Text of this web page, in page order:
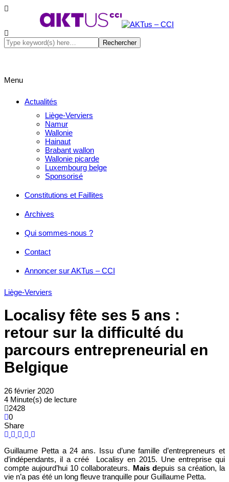
Menu
Actualités
Liège-Verviers
Namur
Wallonie
Hainaut
Brabant wallon
Wallonie picarde
Luxembourg belge
Sponsorisé
Constitutions et Faillites
Archives
Qui sommes-nous ?
Contact
Annoncer sur AKTus – CCI
Liège-Verviers
Localisy fête ses 5 ans :
retour sur la difficulté du
parcours entrepreneurial en
Belgique
26 février 2020
4 Minute(s) de lecture
2428
0
Share
Guillaume Petta a 24 ans. Issu d’une famille d’entrepreneurs et
d’indépendants, il a créé Localisy en 2015. Une entreprise qui
compte aujourd’hui 10 collaborateurs. Mais depuis sa création, la
vie n’a pas été un long fleuve tranquille pour Guillaume Petta.